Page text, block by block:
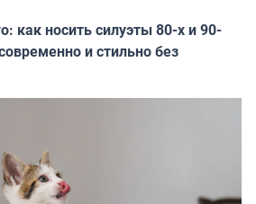
как носить силуэты 80-х и 90-
и стильно без